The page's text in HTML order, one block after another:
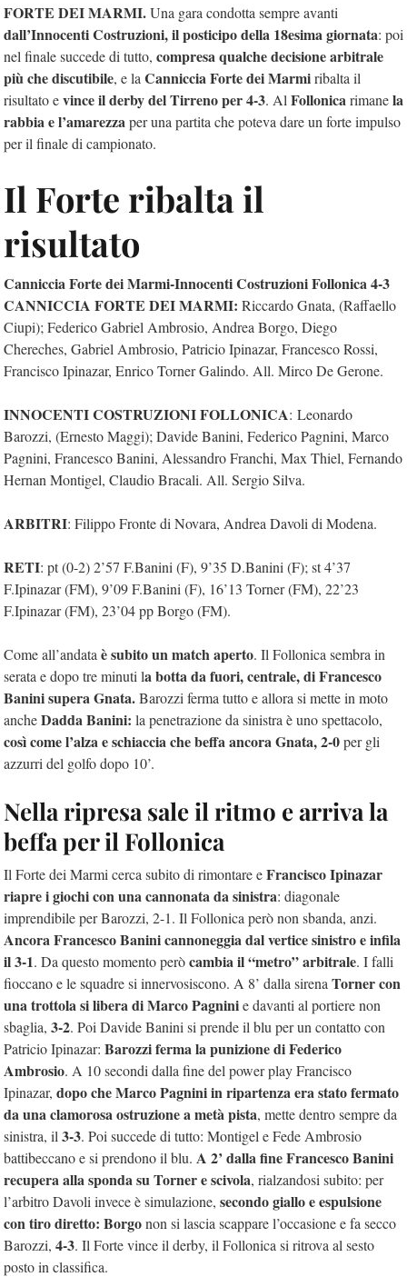
FORTE DEI MARMI.Una gara condotta sempre avanti
dall’Innocenti Costruzioni, il posticipo della 18esima giornata: poi
nel finale succede di tutto, compresa qualche decisione arbitrale
più che discutibile, e la CannicciaForte dei Marmiribalta il
risultato evince il derby del Tirreno per 4-3. Al Follonicarimanela
rabbia e l’amarezzaper una partita che poteva dare un forte impulso
per il finale di campionato.
Il Forte ribalta il
risultato
Canniccia Forte dei Marmi-Innocenti Costruzioni Follonica 4-3
CANNICCIA FORTE DEI MARMI: Riccardo Gnata, (Raffaello
Ciupi); Federico Gabriel Ambrosio, Andrea Borgo, Diego
Chereches, Gabriel Ambrosio, Patricio Ipinazar, Francesco Rossi,
Francisco Ipinazar, Enrico Torner Galindo. All. Mirco De Gerone.
INNOCENTI COSTRUZIONI FOLLONICA: Leonardo
Barozzi, (Ernesto Maggi); Davide Banini, Federico Pagnini, Marco
Pagnini, Francesco Banini, Alessandro Franchi, Max Thiel, Fernando
Hernan Montigel, Claudio Bracali. All. Sergio Silva.
ARBITRI: Filippo Fronte di Novara, Andrea Davoli di Modena.
RETI: pt (0-2) 2’57 F.Banini (F), 9’35 D.Banini (F); st 4’37
F.Ipinazar (FM), 9’09 F.Banini (F), 16’13 Torner (FM), 22’23
F.Ipinazar (FM), 23’04 pp Borgo (FM).
Come all’andata è subito un match aperto. Il Follonica sembra in
serata e dopo tre minuti la botta da fuori, centrale, di Francesco
Banini supera Gnata.Barozzi ferma tutto e allora si mette in moto
ancheDadda Banini: la penetrazione da sinistra è uno spettacolo,
così come l’alza e schiaccia che beffa ancora Gnata, 2-0per gli
azzurri del golfo dopo 10’.
Nella ripresa sale il ritmo e arriva la
beffa per il Follonica
Il Forte dei Marmi cerca subito di rimontare eFrancisco Ipinazar
riapre i giochi con una cannonata da sinistra: diagonale
imprendibile per Barozzi, 2-1. Il Follonica però non sbanda, anzi.
Ancora Francesco Banini cannoneggia dal vertice sinistro e infila
il 3-1. Da questo momento peròcambia il “metro” arbitrale. I falli
fioccano e le squadre si innervosiscono. A 8’ dalla sirena Torner con
una trottola si libera di Marco Pagninie davanti al portiere non
sbaglia, 3-2. Poi Davide Banini si prende il blu per un contatto con
Patricio Ipinazar: Barozzi ferma la punizione di Federico
Ambrosio. A 10 secondi dalla fine del power play Francisco
Ipinazar, dopo che Marco Pagnini in ripartenza era stato fermato
da una clamorosa ostruzione a metà pista, mette dentro sempre da
sinistra, il 3-3. Poi succede di tutto: Montigel e Fede Ambrosio
battibeccano e si prendono il blu. A 2’ dalla fine Francesco Banini
recupera alla sponda su Torner e scivola, rialzandosi subito: per
l’arbitro Davoli invece è simulazione, secondo giallo e espulsione
con tiro diretto: Borgonon si lascia scappare l’occasione e fa secco
Barozzi, 4-3. Il Forte vince il derby, il Follonica si ritrova al sesto
posto in classifica.